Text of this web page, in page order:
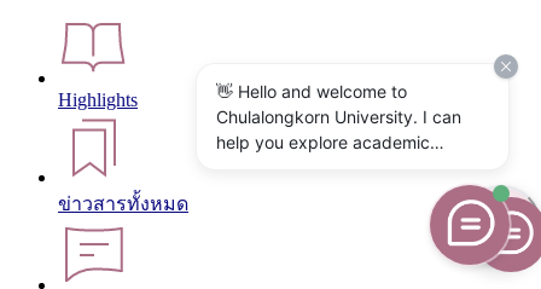
Highlights
ข่าวสารทั้งหมด
👋 Hello and welcome to
Chulalongkorn University. I can
help you explore academic